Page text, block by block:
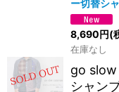
ー切替シ
8,690円(
在庫なし
go slow
シャン